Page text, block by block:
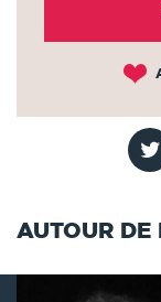
AUTOUR DE